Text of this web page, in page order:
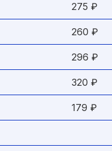
275 ₽
260 ₽
296 ₽
320 ₽
179 ₽